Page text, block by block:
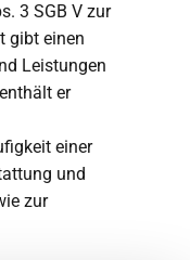
3 SGB V zur
gibt einen
Leistungen
er
einer
und
zur